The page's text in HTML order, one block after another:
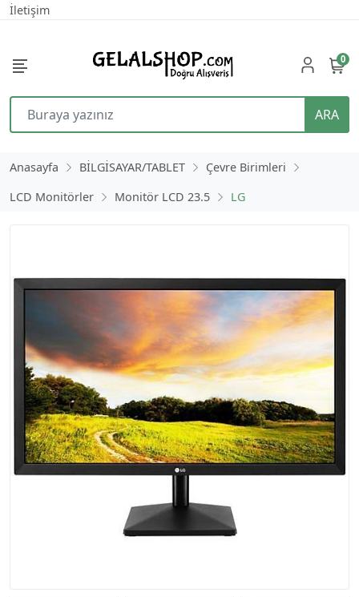
İletişim
ARA
0
Anasayfa BİLGİSAYAR/TABLET
Çevre Birimleri
LCD Monitörler
Monitör LCD 23.5 LG